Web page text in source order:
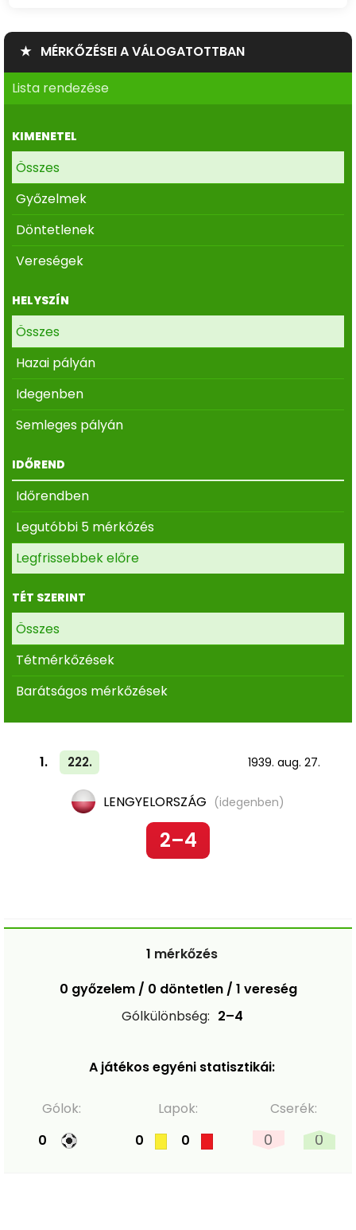
★ MÉRKŐZÉSEI A VÁLOGATOTTBAN
Lista rendezése
KIMENETEL
Összes
Győzelmek
Döntetlenek
Vereségek
HELYSZÍN
Összes
Hazai pályán
Idegenben
Semleges pályán
IDŐREND
Időrendben
Legutóbbi 5 mérkőzés
Legfrissebbek előre
TÉT SZERINT
Összes
Tétmérkőzések
Barátságos mérkőzések
1. 222. 1939. aug. 27.
LENGYELORSZÁG (idegenben)
2–4
1 mérkőzés
0 győzelem / 0 döntetlen / 1 vereség
Gólkülönbség: 2–4
A játékos egyéni statisztikái:
Gólok:
0
Lapok:
0
0
Cserék:
0 0